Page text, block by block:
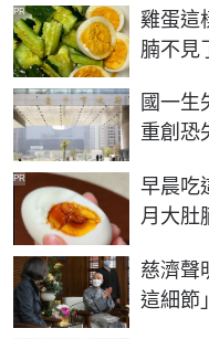
雞蛋這
腩不見
PR
國一生
重創恐
早晨吃
月大肚
PR
慈濟聲
這細節